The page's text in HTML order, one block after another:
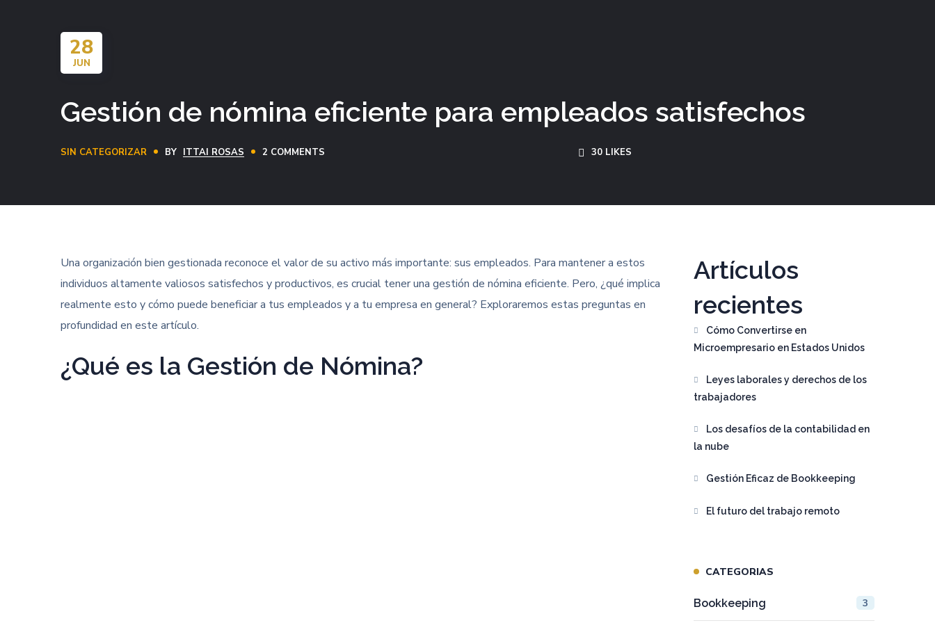
28
JUN
Gestión de nómina eficiente para empleados satisfechos
SIN CATEGORIZAR BY ITTAI ROSAS 2 COMMENTS 30 LIKES
Una organización bien gestionada reconoce el valor de su activo más importante: sus empleados. Para mantener a estos
individuos altamente valiosos satisfechos y productivos, es crucial tener una gestión de nómina eficiente. Pero, ¿qué implica
realmente esto y cómo puede beneficiar a tus empleados y a tu empresa en general? Exploraremos estas preguntas en
profundidad en este artículo.
¿Qué es la Gestión de Nómina?
Artículos
recientes
Cómo Convertirse en
Microempresario en Estados Unidos
Leyes laborales y derechos de los
trabajadores
Los desafíos de la contabilidad en
la nube
Gestión Eficaz de Bookkeeping
El futuro del trabajo remoto
CATEGORIAS
Bookkeeping 3